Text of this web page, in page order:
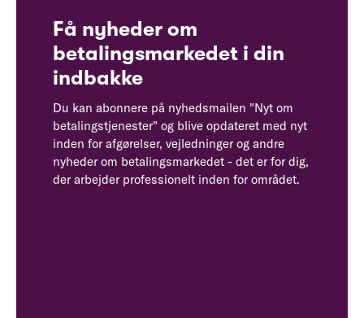
Få nyheder om
betalingsmarkedet i din
indbakke
Du kan abonnere på nyhedsmailen "Nyt om
betalingstjenester" og blive opdateret med nyt
inden for afgørelser, vejledninger og andre
nyheder om betalingsmarkedet - det er for dig,
der arbejder professionelt inden for området.